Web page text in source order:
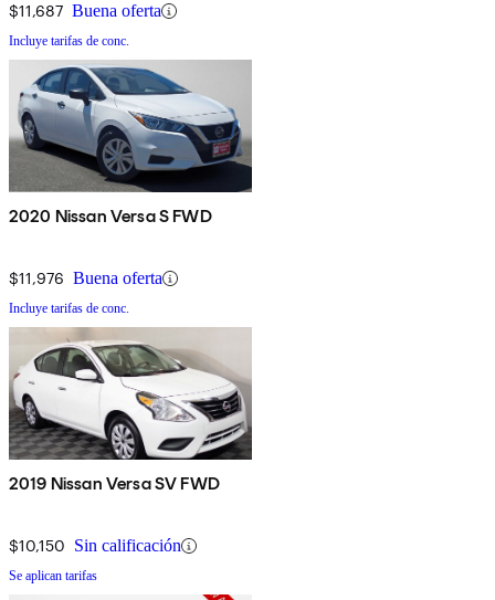
$11,687 Buena oferta
Incluye tarifas de conc.
2020 Nissan Versa S FWD
$11,976 Buena oferta
Incluye tarifas de conc.
2019 Nissan Versa SV FWD
$10,150 Sin calificación
Se aplican tarifas